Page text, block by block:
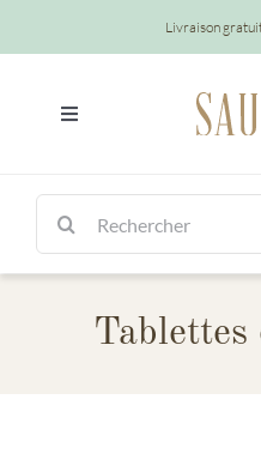
au
Livraison
Toggle
Chocolats
Tablettes
Rechercher:
Tablettes